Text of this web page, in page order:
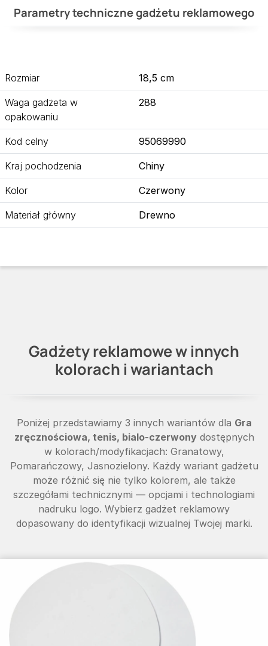
Parametry techniczne gadżetu reklamowego
Rozmiar 18,5 cm
Waga gadżeta w
opakowaniu
288
Kod celny 95069990
Kraj pochodzenia Chiny
Kolor Czerwony
Materiał główny Drewno
Gadżety reklamowe w innych
kolorach i wariantach
Poniżej przedstawiamy 3 innych wariantów dla Gra
zręcznościowa, tenis, bialo-czerwonydostępnych
w kolorach/modyfikacjach: Granatowy,
Pomarańczowy, Jasnozielony. Każdy wariant gadżetu
może różnić się nie tylko kolorem, ale także
szczegółami technicznymi — opcjami i technologiami
nadruku logo. Wybierz gadżet reklamowy
dopasowany do identyfikacji wizualnej Twojej marki.